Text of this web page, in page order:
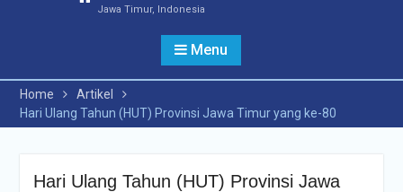
Jawa Timur, Indonesia
Menu
Home
Artikel
Hari Ulang Tahun (HUT) Provinsi Jawa Timur yang ke-80
Hari Ulang Tahun (HUT) Provinsi Jawa